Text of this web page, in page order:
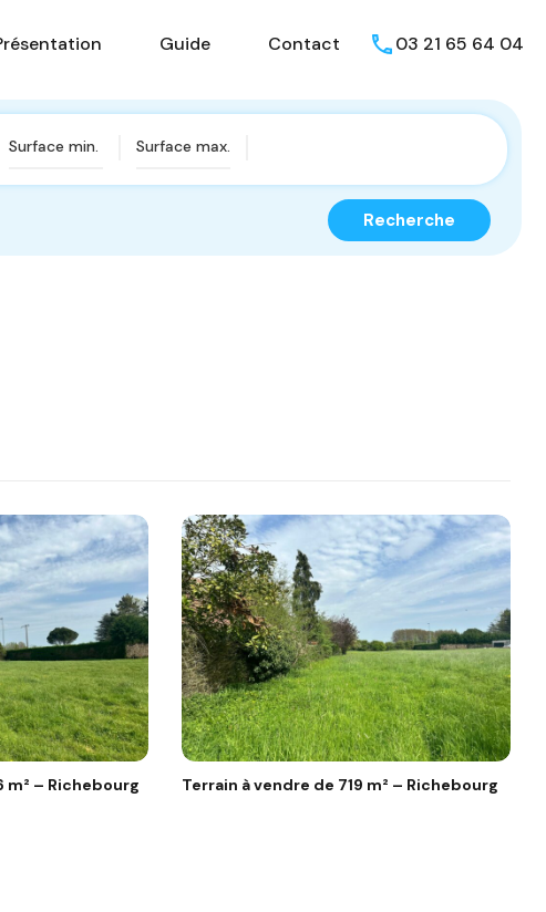
maisons Présentation Guide Contact
Guide Contact 03 21 65 64 04
Recherche
m² – Richebourg Terrain à vendre de 719 m² – Richebourg